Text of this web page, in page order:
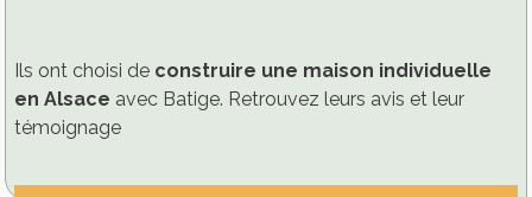
Ils ont choisi de construire une maison individuelle
en Alsace avec Batige. Retrouvez leurs avis et leur
témoignage